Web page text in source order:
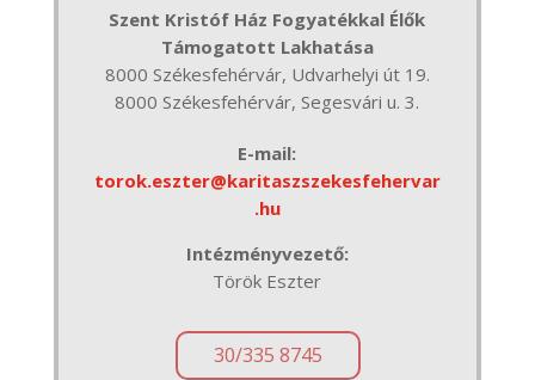
Szent Kristóf Ház Fogyatékkal Élők
Támogatott Lakhatása
8000 Székesfehérvár, Udvarhelyi út 19.
8000 Székesfehérvár, Segesvári u. 3.
E-mail:
torok.eszter@karitaszszekesfehervar
.hu
Intézményvezető:
Török Eszter
30/335 8745